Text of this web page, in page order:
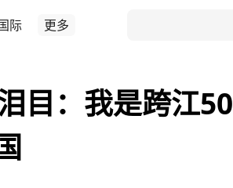
际 更多
目：我是跨江50